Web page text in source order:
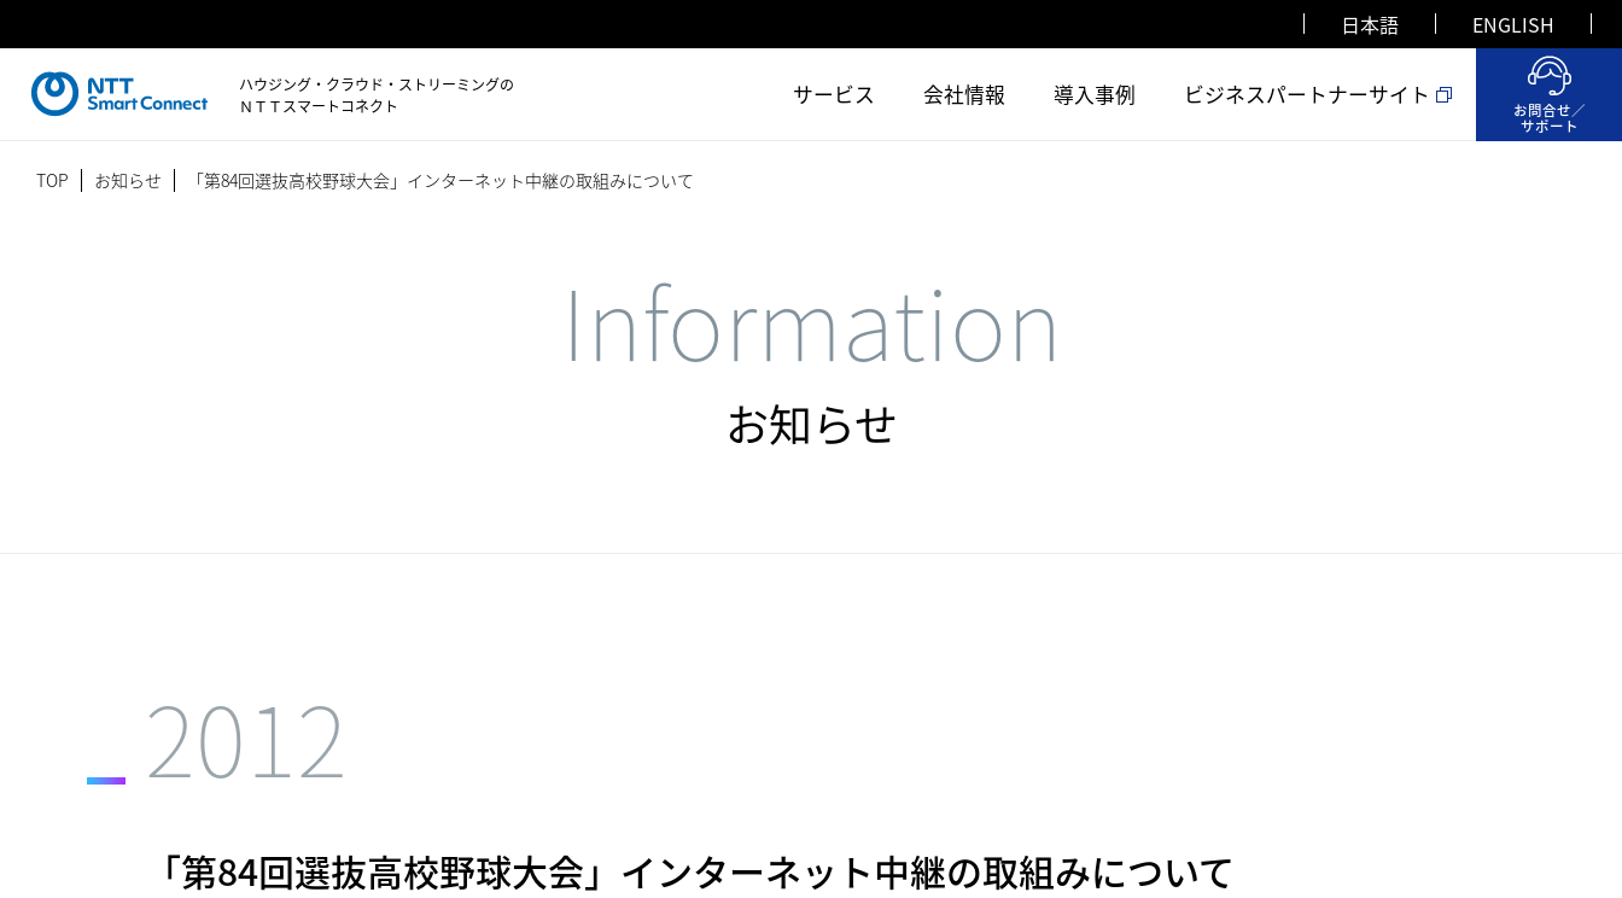
日本語 ENGLISH
ハウジング・クラウド・ストリーミングの
ＮＴＴスマートコネクト
サービス 会社情報 導入事例 ビジネスパートナーサイト
お問合せ／
サポート
TOP お知らせ 「第84回選抜高校野球大会」インターネット中継の取組みについて
Information
お知らせ
2012
「第84回選抜高校野球大会」インターネット中継の取組みについて